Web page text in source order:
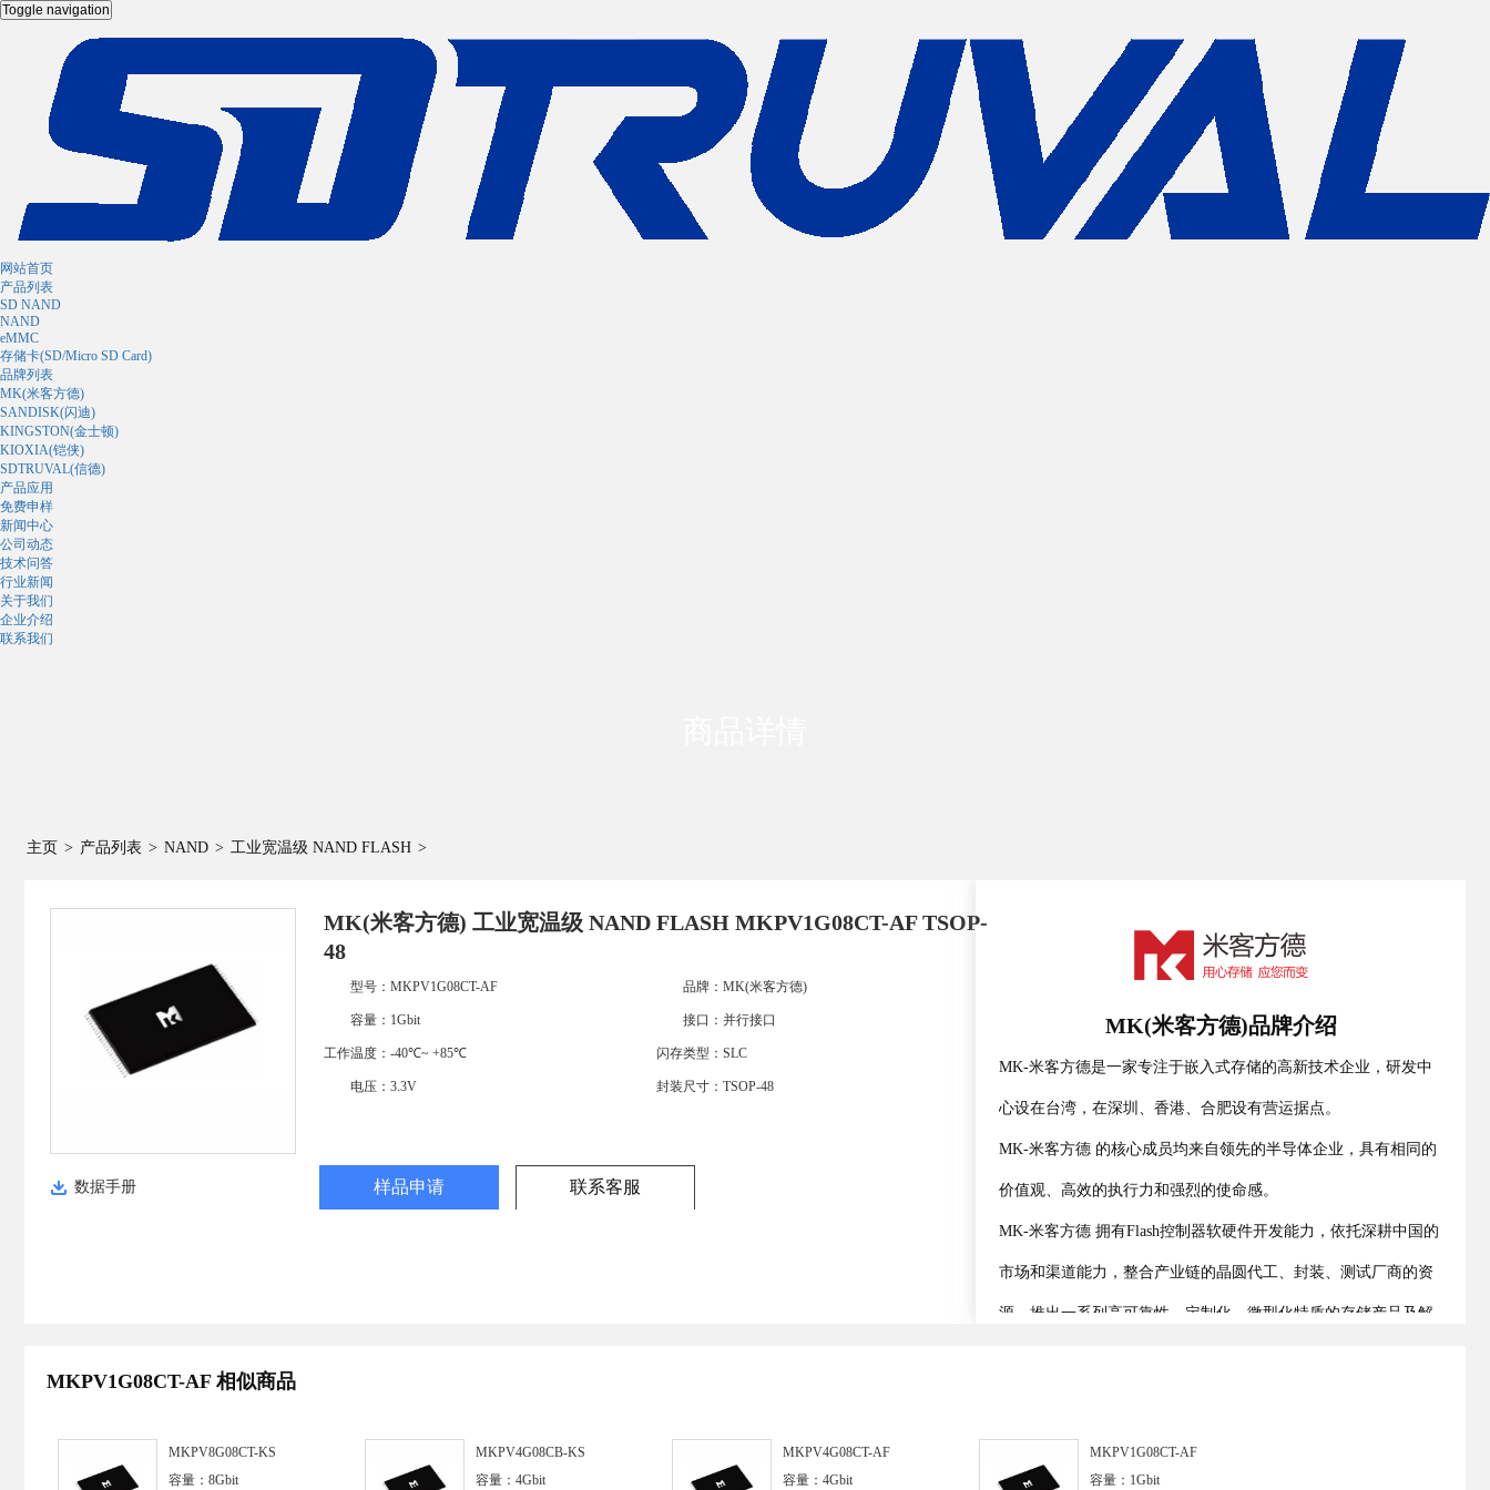
Toggle navigation
网站首页
产品列表
SD NAND
NAND
eMMC
存储卡(SD/Micro SD Card)
品牌列表
MK(米客方德)
SANDISK(闪迪)
KINGSTON(金士顿)
KIOXIA(铠侠)
SDTRUVAL(信德)
产品应用
免费申样
新闻中心
公司动态
技术问答
行业新闻
关于我们
企业介绍
联系我们
主页 > 产品列表 > NAND > 工业宽温级 NAND FLASH >
MK(米客方德) 工业宽温级 NAND FLASH MKPV1G08CT-AF TSOP-
48
型号： MKPV1G08CT-AF 品牌： MK(米客方德)
容量： 1Gbit 接口： 并行接口
工作温度： -40℃~ +85℃ 闪存类型： SLC
电压： 3.3V 封装尺寸： TSOP-48
数据手册 样品申请 联系客服
MK(米客方德)品牌介绍
MK-米客方德是一家专注于嵌入式存储的高新技术企业，研发中
心设在台湾，在深圳、香港、合肥设有营运据点。
MK-米客方德 的核心成员均来自领先的半导体企业，具有相同的
价值观、高效的执行力和强烈的使命感。
MK-米客方德 拥有Flash控制器软硬件开发能力，依托深耕中国的
市场和渠道能力，整合产业链的晶圆代工、封装、测试厂商的资
源，推出一系列高可靠性、定制化、微型化特质的存储产品及解
车载、医疗、电力、储能、智能穿戴等领域。
MKPV1G08CT-AF 相似商品
MKPV8G08CT-KS
容量：8Gbit
MKPV4G08CB-KS
容量：4Gbit
MKPV4G08CT-AF
容量：4Gbit
MKPV1G08CT-AF
容量：1Gbit